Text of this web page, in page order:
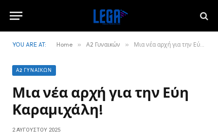
YOU ARE AT: Home » Α2 Γυναικών » Μια νέα αρχή για την Εύη Καραμιχάλη!
Α2 ΓΥΝΑΙΚΏΝ
Μια νέα αρχή για την Εύη
Καραμιχάλη!
2 ΑΥΓΟΎΣΤΟΥ 2025